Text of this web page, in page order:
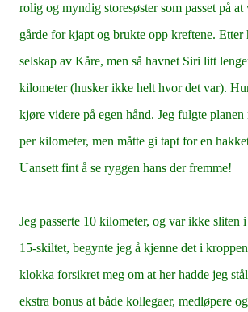
rolig og myndig storesøster som passet på
gårde for kjapt og brukte opp kreftene.
selskap av Kåre, men så havnet Siri litt
kilometer (husker ikke helt hvor det var).
kjøre videre på egen hånd. Jeg fulgte
per kilometer, men måtte gi tapt for en
Uansett fint å se ryggen hans der fremme!
Jeg passerte 10 kilometer, og var ikke sliten
15-skiltet, begynte jeg å kjenne det i
klokka forsikret meg om at her hadde jeg
ekstra bonus at både kollegaer, medløpere